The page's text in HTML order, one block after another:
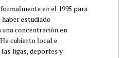
en el 1995 para
haber estudiado
una concentración en
cubierto local e
ligas, deportes y